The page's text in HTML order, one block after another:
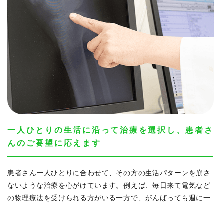
一人ひとりの生活に沿って治療を選択し、患者さ
んのご要望に応えます
患者さん一人ひとりに合わせて、その方の生活パターンを崩さ
ないような治療を心がけています。例えば、毎日来て電気など
の物理療法を受けられる方がいる一方で、がんばっても週に一